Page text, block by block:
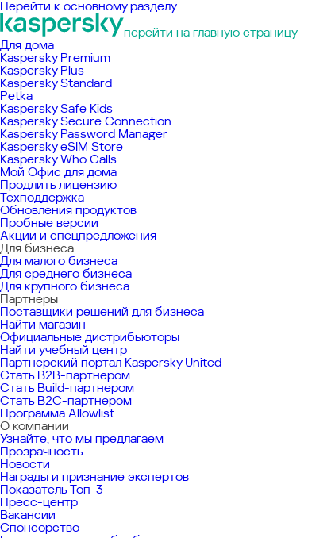
Перейти к основному разделу
перейти на главную страницу
Для дома
Kaspersky Premium
Kaspersky Plus
Kaspersky Standard
Petka
Kaspersky Safe Kids
Kaspersky Secure Connection
Kaspersky Password Manager
Kaspersky eSIM Store
Kaspersky Who Calls
Мой Офис для дома
Продлить лицензию
Техподдержка
Обновления продуктов
Пробные версии
Акции и спецпредложения
Для бизнеса
Для малого бизнеса
Для среднего бизнеса
Для крупного бизнеса
Партнеры
Поставщики решений для бизнеса
Найти магазин
Официальные дистрибьюторы
Найти учебный центр
Партнерский портал Kaspersky United
Стать B2B-партнером
Стать Build-партнером
Стать B2C-партнером
Программа Allowlist
О компании
Узнайте, что мы предлагаем
Прозрачность
Новости
Награды и признание экспертов
Показатель Топ-3
Пресс-центр
Вакансии
Спонсорство